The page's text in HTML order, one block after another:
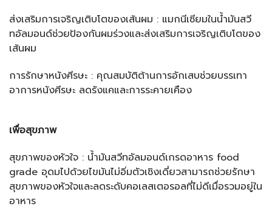
ส่งเสริมการเจริญเติบโตของเส้นผม : แมกนีเซียมในน้ำมันสวี
ทอัลมอนด์ช่วยป้องกันผมร่วงและส่งเสริมการเจริญเติบโตของ
เส้นผม
การรักษาหนังศีรษะ : คุณสมบัติต้านการอักเสบช่วยบรรเทา
อาการหนังศีรษะ ลดรังแคและการระคายเคือง
เพื่อสุขภาพ
สุขภาพของหัวใจ : น้ำมันสวีทอัลมอนด์เกรดอาหาร food
grade อุดมไปด้วยไขมันไม่อิ่มตัวเชิงเดี่ยวสามารถช่วยรักษา
สุขภาพของหัวใจและลดระดับคอเลสเตอรอลที่ไม่ดีเมื่อรวมอยู่ใน
อาหาร